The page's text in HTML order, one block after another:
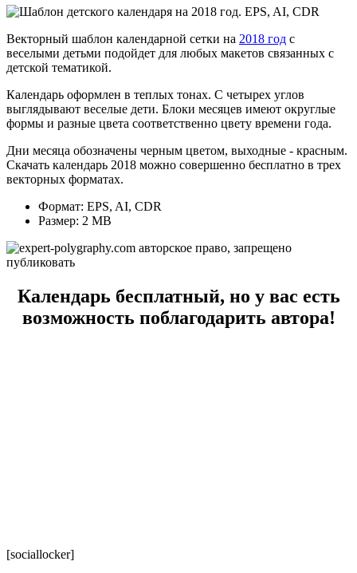
Векторный шаблон календарной сетки на 2018 год с
веселыми детьми подойдет для любых макетов связанных с
детской тематикой.
Календарь оформлен в теплых тонах. С четырех углов
выглядывают веселые дети. Блоки месяцев имеют округлые
формы и разные цвета соответственно цвету времени года.
Дни месяца обозначены черным цветом, выходные - красным.
Скачать календарь 2018 можно совершенно бесплатно в трех
векторных форматах.
Формат: EPS, AI, CDR
Размер: 2 МВ
Календарь бесплатный, но у вас есть
возможность поблагодарить автора!
[sociallocker]